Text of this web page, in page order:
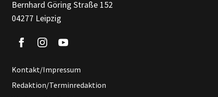
Bernhard Göring Straße 152
04277 Leipzig
Kontakt/Impressum
Redaktion/Terminredaktion